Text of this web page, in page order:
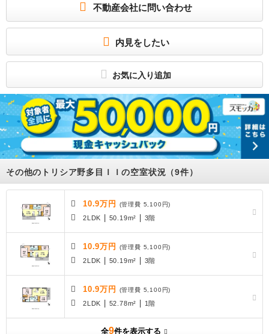
(公社)福岡県宅地建物取引業協会
(一社)九州不動産公正取引協議会
－
不動産会社に問い合わせ
内見をしたい
お気に入り追加
その他のトリシア野多目ＩＩの空室状況（9件）
10.9万円 (管理費 5,100円)
2LDK | 50.19m² | 3階
10.9万円 (管理費 5,100円)
2LDK | 50.19m² | 3階
10.9万円 (管理費 5,100円)
2LDK | 52.78m² | 1階
全9件を表示する